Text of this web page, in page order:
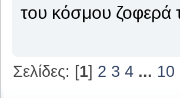
του κόσμου ζοφερά
Σελίδες: [1] 2 3 4 ... 10